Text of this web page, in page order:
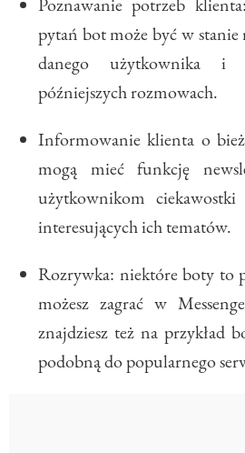
pytań bot może być w stanie
danego użytkownika i
późniejszych rozmowach.
Informowanie klienta o
mogą mieć funkcję
użytkownikom
interesujących ich tematów.
Rozrywka: niektóre boty to
możesz zagrać w
znajdziesz też na przykład
podobną do popularnego